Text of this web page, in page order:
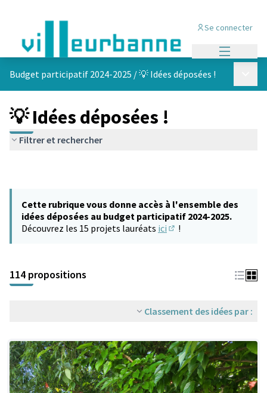
Se connecter
Budget participatif 2024-2025 /💡 Idées déposées !
💡 Idées déposées !
Filtrer et rechercher
Cette rubrique vous donne accès à l'ensemble des
idées déposées au budget participatif 2024-2025.
Découvrez les 15 projets lauréats ici !
114 propositions
Classement des idées par :